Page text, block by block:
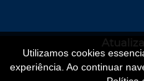
Utilizamos cookies
experiência. Ao continuar